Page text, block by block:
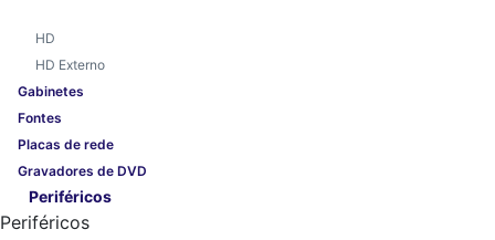
HD
HD Externo
Gabinetes
Fontes
Placas de rede
Gravadores de DVD
Periféricos
Periféricos